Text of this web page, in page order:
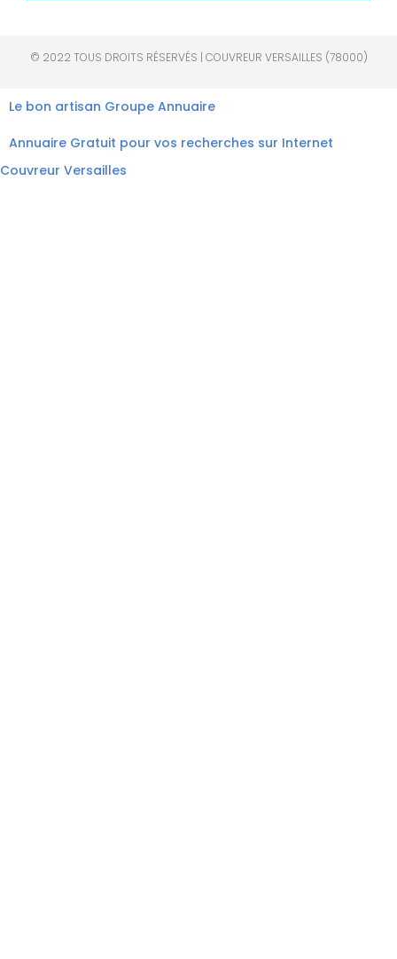
© 2022 TOUS DROITS RÉSERVÉS | COUVREUR VERSAILLES (78000)
Le bon artisan Groupe Annuaire
Annuaire Gratuit pour vos recherches sur Internet
Couvreur Versailles